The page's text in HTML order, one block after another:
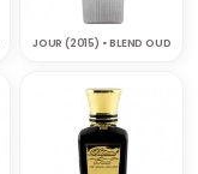
JOUR (2015) • BLEND OUD